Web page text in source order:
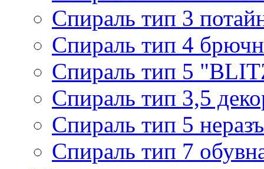
Спираль тип 3
Спираль тип 4
Спираль тип 5
Спираль тип 3,5
Спираль тип 5
Спираль тип 7